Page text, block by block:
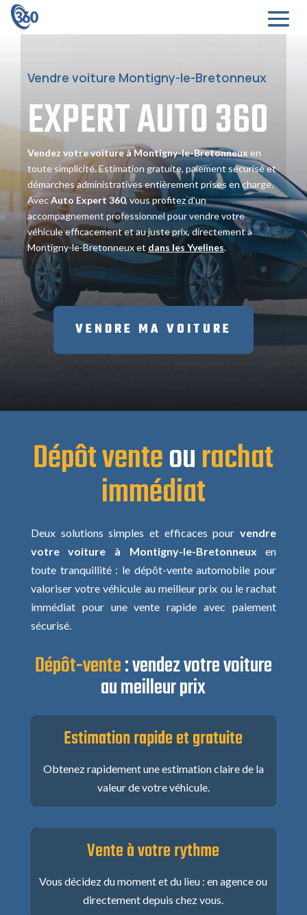
Vendre voiture Montigny-le-Bretonneux
EXPERTAUTO360
Vendez votre voiture à Montigny-le-Bretonneux en
toute simplicité. Estimation gratuite, paiement sécurisé et
démarches administratives entièrement prises en charge.
AvecAuto Expert 360, vous profitez d’un
accompagnement professionnel pour vendre votre
véhicule efficacement et au juste prix, directement à
Montigny-le-Bretonneux et dans les Yvelines.
VENDRE MA VOITURE
Dépôt venteourachat
immédiat
Deux solutions simples et efficaces pourvendre
votre voiture à Montigny-le-Bretonneux en
toute tranquillité : le dépôt-vente automobile pour
valoriser votre véhicule au meilleur prix ou le rachat
immédiat pour une vente rapide avec paiement
sécurisé.
Dépôt-vente: vendez votre voiture
au meilleur prix
Estimation rapide et gratuite
Obtenez rapidement une estimation claire de la
valeur de votre véhicule.
Vente à votre rythme
Vous décidez du moment et du lieu : en agence ou
directement depuis chez vous.